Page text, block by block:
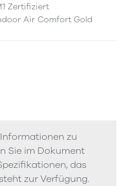
Zertifiziert
Air Comfort Gold
zu
Sie im Dokument
das
zur Verfügung.